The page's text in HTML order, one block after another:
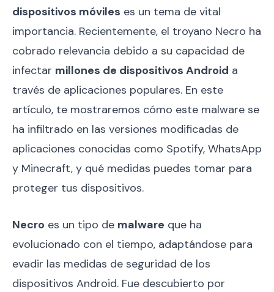
dispositivos móviles es un tema de vital
importancia. Recientemente, el troyano Necro ha
cobrado relevancia debido a su capacidad de
infectar millones de dispositivos Android a
través de aplicaciones populares. En este
artículo, te mostraremos cómo este malware se
ha infiltrado en las versiones modificadas de
aplicaciones conocidas como Spotify, WhatsApp
y Minecraft, y qué medidas puedes tomar para
proteger tus dispositivos.
Necro es un tipo de malware que ha
evolucionado con el tiempo, adaptándose para
evadir las medidas de seguridad de los
dispositivos Android. Fue descubierto por